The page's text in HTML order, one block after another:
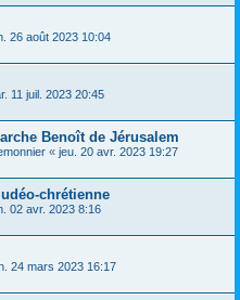
26 août 2023 10:04
11 juil. 2023 20:45
Benoît de Jérusalem
« jeu. 20 avr. 2023 19:27
chrétienne
02 avr. 2023 8:16
24 mars 2023 16:17